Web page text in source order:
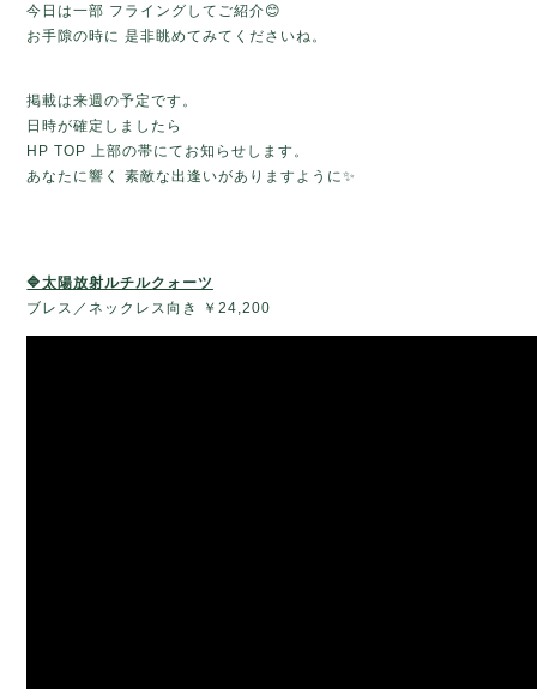
今日は一部 フライングして ご紹介😊
お手隙の時に 是非眺めてみてくださいね。
掲載は来週の予定です。
日時が確定しましたら
HP TOP 上部の帯にてお知らせします。
あなたに響く 素敵な出逢いがありますように✨
🔷太陽放射ルチルクォーツ
ブレス／ネックレス向き ￥24,200